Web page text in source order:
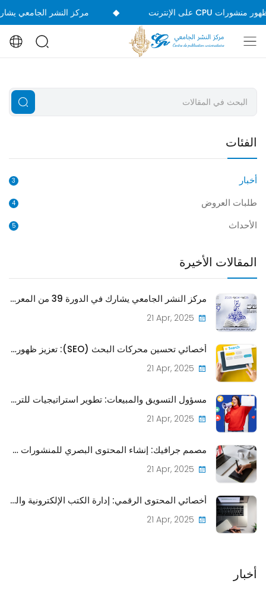
مركز النشر الجامعي يشارك في الدورة 39
أخبار
الفئات
أخبار 3
طلبات العروض 4
الأحداث 5
المقالات الأخيرة
مركز النشر الجامعي يشارك في الدورة 39 من المعرض الدولي للكتاب بتونس
21 Apr, 2025
أخصائي تحسين محركات البحث (SEO): تعزيز ظهور منشورات CPU على الإنترنت
21 Apr, 2025
مسؤول التسويق والمبيعات: تطوير استراتيجيات للترويج وبيع المنشورات
21 Apr, 2025
مصمم جرافيك: إنشاء المحتوى البصري للمنشورات والمواد الترويجية
21 Apr, 2025
أخصائي المحتوى الرقمي: إدارة الكتب الإلكترونية والمجلات عبر الإنترنت لتمثيل CPU الرقمي
21 Apr, 2025